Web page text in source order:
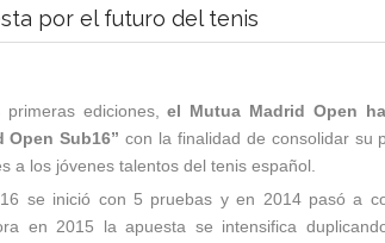
por el futuro del tenis
primeras ediciones,el Mutua Madrid Open
Sub16” con la finalidad de consolidar su
a los jóvenes talentos del tenis español.
se inició con 5 pruebas y en 2014 pasó a
en 2015 la apuesta se intensifica